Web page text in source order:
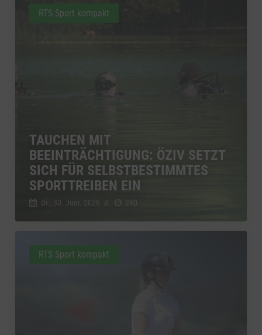
TAUCHEN MIT
BEEINTRÄCHTIGUNG: ÖZIV SETZT
SICH FÜR SELBSTBESTIMMTES
SPORTTREIBEN EIN
Di., 30. Juni. 2026 // 240
RTS Sport kompakt
RTS Sport kompakt